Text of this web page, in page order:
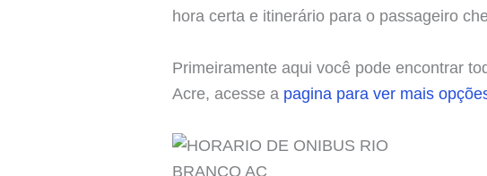
hora certa e itinerário para o passageiro
Primeiramente aqui você pode encontrar
Acre, acesse a pagina para ver mais